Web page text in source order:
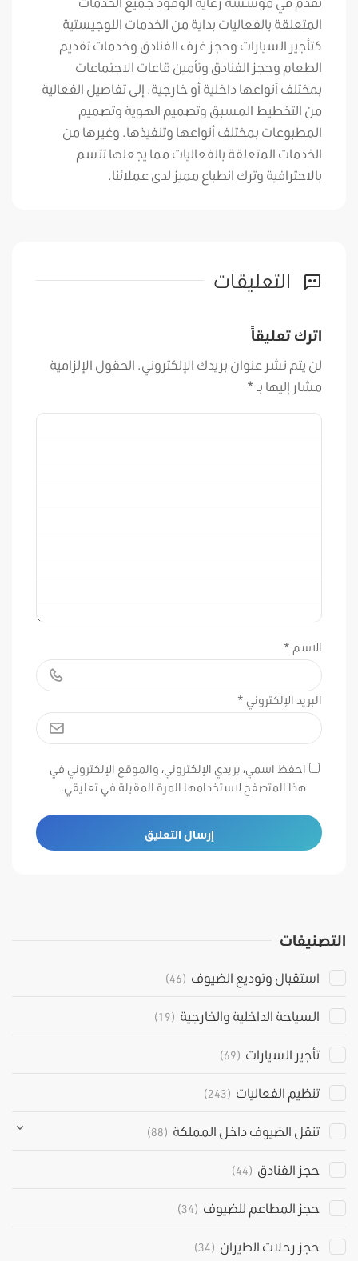
المتعلقة بالفعاليات بداية من الخدمات اللوجيستية
كتأجير السيارات وحجز غرف الفنادق وخدمات تقديم
الطعام وحجز الفنادق وتأمين قاعات الاجتماعات
بمختلف أنواعها داخلية أو خارجية. إلى تفاصيل الفعالية
من التخطيط المسبق وتصميم الهوية وتصميم
المطبوعات بمختلف أنواعها وتنفيذها. وغيرها من
الخدمات المتعلقة بالفعاليات مما يجعلها تتسم
بالاحترافية وترك انطباع مميز لدى عملائنا.
التعليقات
اترك تعليقاً
لن يتم نشر عنوان بريدك الإلكتروني. الحقول الإلزامية
مشار إليها بـ *
الاسم *
البريد الإلكتروني *
احفظ اسمي، بريدي الإلكتروني، والموقع الإلكتروني في
هذا المتصفح لاستخدامها المرة المقبلة في تعليقي.
التصنيفات
استقبال وتوديع الضيوف (46)
السياحة الداخلية والخارجية (19)
تأجير السيارات (69)
تنظيم الفعاليات (243)
تنقل الضيوف داخل المملكة (88)
حجز الفنادق (44)
حجز المطاعم للضيوف (34)
حجز رحلات الطيران (34)